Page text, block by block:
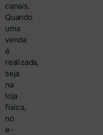
canais.
Quando
uma
venda
é
realizada,
seja
na
loja
física,
no
e-